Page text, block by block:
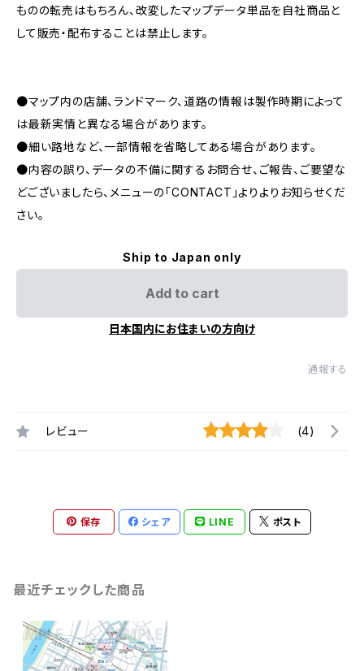
ものの転売はもちろん、改変したマップデータ単品を自社商品と
して販売・配布することは禁止します。
●マップ内の店舗、ランドマーク、道路の情報は製作時期によって
は最新実情と異なる場合があります。
●細い路地など、一部情報を省略してある場合があります。
●内容の誤り、データの不備に関するお問合せ、ご報告、ご要望な
どございましたら、メニューの「CONTACT」よりよりお知らせくだ
さい。
Ship to Japan only
Add to cart
日本国内にお住まいの方向け
通報する
レビュー (4)
保存 シェア LINE ポスト
最近チェックした商品